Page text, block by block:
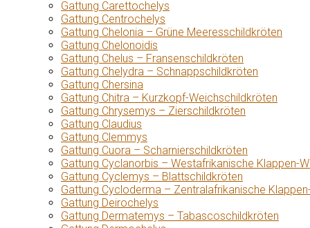
Gattung Carettochelys
Gattung Centrochelys
Gattung Chelonia – Grüne Meeresschildkröten
Gattung Chelonoidis
Gattung Chelus – Fransenschildkröten
Gattung Chelydra – Schnappschildkröten
Gattung Chersina
Gattung Chitra – Kurzkopf-Weichschildkröten
Gattung Chrysemys – Zierschildkröten
Gattung Claudius
Gattung Clemmys
Gattung Cuora – Scharnierschildkröten
Gattung Cyclanorbis – Westafrikanische Klappen-
Gattung Cyclemys – Blattschildkröten
Gattung Cycloderma – Zentralafrikanische
Gattung Deirochelys
Gattung Dermatemys – Tabascoschildkröten